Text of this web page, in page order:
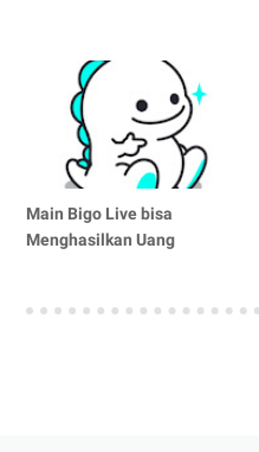
Main Bigo Live bisa
Menghasilkan Uang